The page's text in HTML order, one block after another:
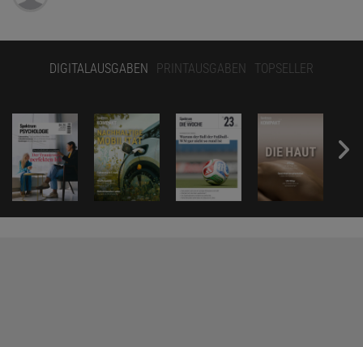
DIGITALAUSGABEN PRINTAUSGABEN TOPSELLER